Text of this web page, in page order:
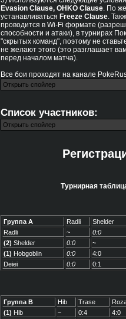
Evasion Clause, OHKO Clause. По
устанавливаться Freeze Clause.
проводится в Wi-Fi формате
способности и атаки), в турнирах
"скрытых команд", поэтому не
не желают этого (это разглашает
перед началом матча).
Все бои проходят на канале
Список участников:
Турнирная
Группа A Radli
Shelder
Radli
~
0:0
(2) Shelder 0:0
~
(1) Hobgoblin 0:0
4:0
Deiei
0:0 0:1
Группа B Hib Trase
(1) Hib ~ 0:4
4:0